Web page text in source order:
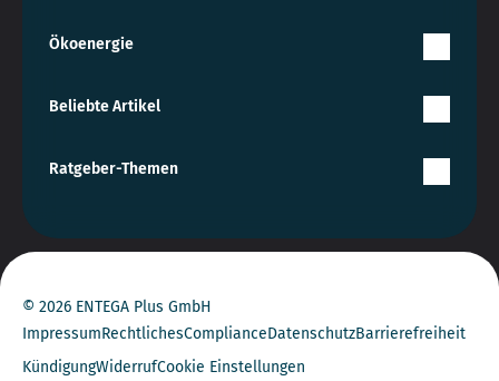
Ökoenergie
Beliebte Artikel
Ratgeber-Themen
© 2026 ENTEGA Plus GmbH
ImpressumRechtlichesComplianceDatenschutzBarrierefreiheit
KündigungWiderrufCookie Einstellungen